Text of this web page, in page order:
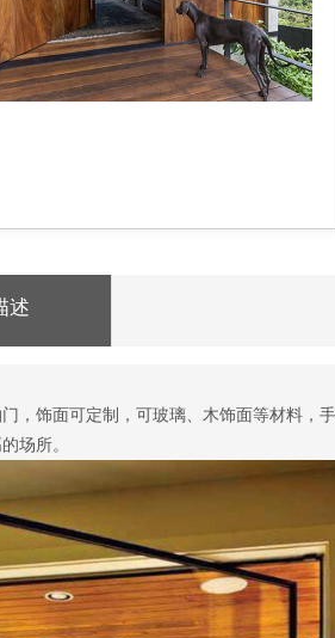
述
，饰面可定制，可玻璃、木饰面等材料，
场所。